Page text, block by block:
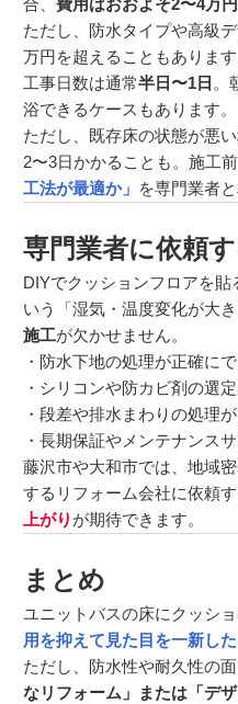
合、 費用はおおよそ2〜4万
ただし、防水タイプや高級
万円を超えることもあります
工事日数は通常半日〜1日 。
浴できるケースもあります。
ただし、既存床の状態が悪
2〜3日かかることも。施工
工法が最適か」 を専門業者
専門業者に依頼
DIYでクッションフロアを
いう「湿気・温度変化が大き
施工が欠かせません。
・防水下地の処理が正確に
・シリコンや防カビ剤の選
・段差や排水まわりの処理
・長期保証やメンテナンス
藤沢市や大和市では、地域
するリフォーム会社に依頼す
上がり が期待できます。
まとめ
ユニットバスの床にクッシ
用を抑えて見た目を一新し
ただし、防水性や耐久性の
なリフォーム」または「デザ